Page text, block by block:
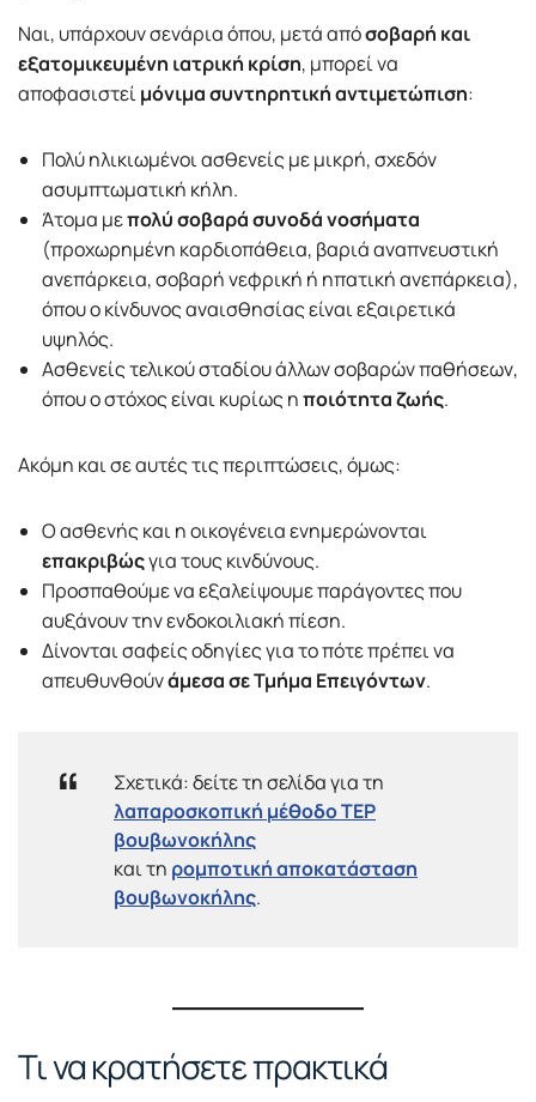
Ναι, υπάρχουν σενάρια όπου, μετά απόσοβαρή και
εξατομικευμένη ιατρική κρίση, μπορεί να
αποφασιστείμόνιμα συντηρητική αντιμετώπιση:
Πολύ ηλικιωμένοι ασθενείς με μικρή, σχεδόν
ασυμπτωματική κήλη.
Άτομα μεπολύ σοβαρά συνοδά νοσήματα
(προχωρημένη καρδιοπάθεια, βαριά αναπνευστική
ανεπάρκεια, σοβαρή νεφρική ή ηπατική ανεπάρκεια),
όπου ο κίνδυνος αναισθησίας είναι εξαιρετικά
υψηλός.
Ασθενείς τελικού σταδίου άλλων σοβαρών παθήσεων,
όπου ο στόχος είναι κυρίως ηποιότητα ζωής.
Ακόμη και σε αυτές τις περιπτώσεις, όμως:
Ο ασθενής και η οικογένεια ενημερώνονται
επακριβώςγια τους κινδύνους.
Προσπαθούμε να εξαλείψουμε παράγοντες που
αυξάνουν την ενδοκοιλιακή πίεση.
Δίνονται σαφείς οδηγίες για το πότε πρέπει να
απευθυνθούνάμεσα σε Τμήμα Επειγόντων.
Σχετικά: δείτε τη σελίδα για τη
λαπαροσκοπική μέθοδο TEP
βουβωνοκήλης
και τη ρομποτική αποκατάσταση
βουβωνοκήλης.
Τι να κρατήσετε πρακτικά